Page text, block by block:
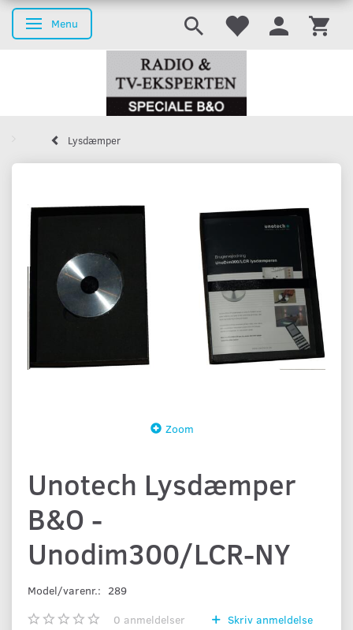
Skifte navigation
Menu
Lysdæmper
Zoom
Unotech Lysdæmper
B&O -
Unodim300/LCR-NY
Model/varenr.: 289
0 anmeldelser
Skriv anmeldelse